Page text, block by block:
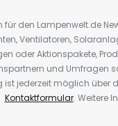
für den Lampenwelt.de
Ventilatoren,
oder Aktionspakete,
und Umfragen
jederzeit möglich über
Kontaktformular. Weitere